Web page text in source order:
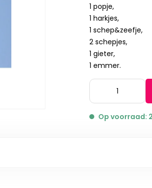
1 popje,
1 harkjes,
1 schep&zeefje,
2 schepjes,
1 gieter,
1 emmer.
Op voorraad: 2